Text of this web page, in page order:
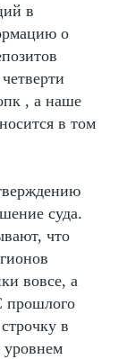
в
о
, а наше
в том
суда.
что
вовсе, а
прошлого
в
уровнем